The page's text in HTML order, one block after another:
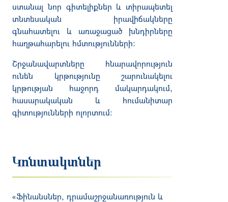
ստանալ նոր գիտելիքներ և տիրապետել
տնտեսական իրավիճակները
գնահատելու և առաջացած խնդիրները
հաղթահարելու հմտությունների:
Շրջանավարտները հնարավորություն
ունեն կրթությունը շարունակելու
կրթության հաջորդ մակարդակում,
հասարակական և հումանիտար
գիտությունների ոլորտում:
Կոնտակտներ
«Ֆինանսներ, դրամաշրջանառություն և